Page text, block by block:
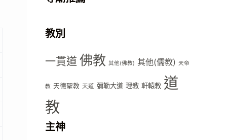
教別
一貫道 佛教 其他(佛教) 其他(儒教) 天帝
教 天德聖教 天道 彌勒大道 理教 軒轅教 道
教
主神